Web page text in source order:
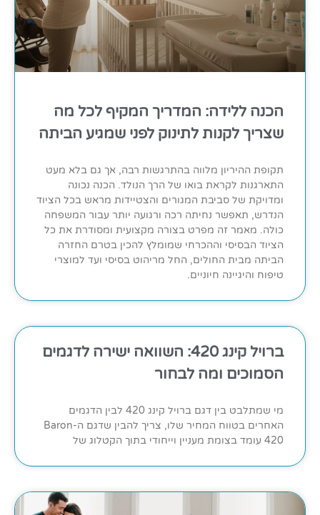
הכנה ללידה: המדריך המקיף לכל מה
שצריך לקנות לתינוק לפני שמגיע הביתה
תקופת ההיריון מלווה בהתרגשות רבה, אך גם בלא מעט
התארגנות לקראת בואו של הרך הנולד. הכנה נכונה
ומדויקת של סביבת המגורים והצטיידות מראש בכל הציוד
הנדרש, תאפשר נחיתה רכה ורגועה יותר עבור המשפחה
כולה. מאמר זה מפרט בצורה מקצועית ומסודרת את כל
הציוד הבסיסי וההכרחי שמומלץ להכין בטרם החזרה
הביתה מבית החולים, החל מריהוט בסיסי ועד למוצרי
טיפוח והיגיינה חיוניים.
ברויל קינג 420: השוואה ישירה לדגמים
הסמוכים ומה לבחור
מי שמתלבט בין דגם ברויל קינג 420 לבין הדגמים
האחרים בטווח המחיר שלו, צריך להבין שדגם ה-Baron
420 עומד בצומת מעניין וייחודי בתוך הקטלוג של